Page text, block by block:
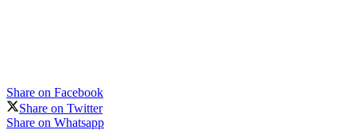
Share on Facebook
Share on Twitter
Share on Whatsapp